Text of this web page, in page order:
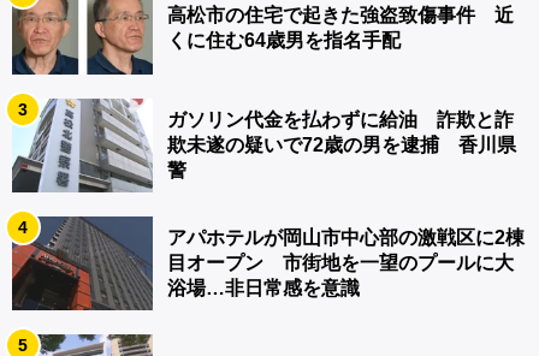
高松市の住宅で起きた強盗致傷事件 近
くに住む64歳男を指名手配
3
ガソリン代金を払わずに給油 詐欺と詐
欺未遂の疑いで72歳の男を逮捕 香川県
警
4
アパホテルが岡山市中心部の激戦区に2棟
目オープン 市街地を一望のプールに大
浴場…非日常感を意識
5